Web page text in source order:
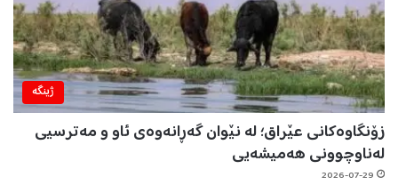
ژینگه‌
زۆنگاوەکانی عێراق؛ لە نێوان گەڕانەوەی ئاو و مەترسیی
لەناوچوونی هەمیشەیی
2026-07-29